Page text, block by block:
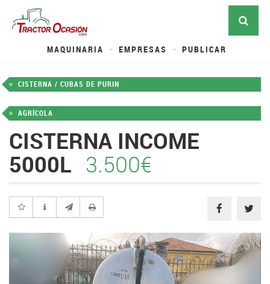
MAQUINARIA EMPRESAS PUBLICAR
CISTERNA / CUBAS DE PURIN
AGRÍCOLA
CISTERNA INCOME
5000L 3.500€